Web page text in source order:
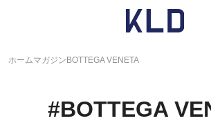
ホームマガジン BOTTEGA VENETA
#BOTTEGA